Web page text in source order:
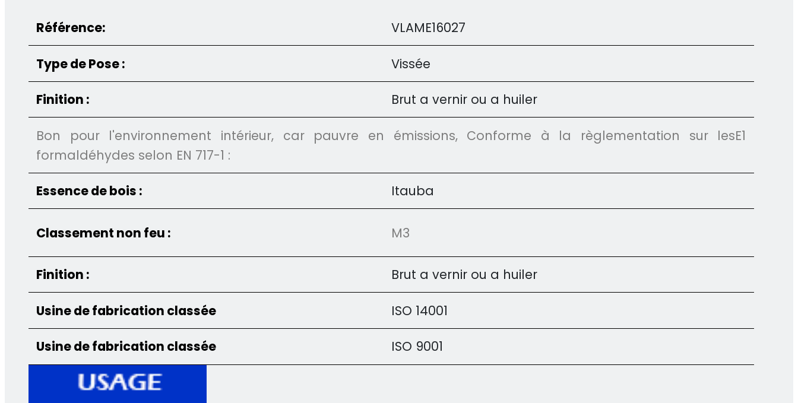
Référence: VLAME16027
Type de Pose : Vissée
Finition : Brut a vernir ou a huiler
Bon pour l'environnement intérieur, car pauvre en émissions, Conforme à la règlementation sur les
formaldéhydes selon EN 717-1 :
E1
Essence de bois : Itauba
Classement non feu : M3
Finition : Brut a vernir ou a huiler
Usine de fabrication classée ISO 14001
Usine de fabrication classée ISO 9001